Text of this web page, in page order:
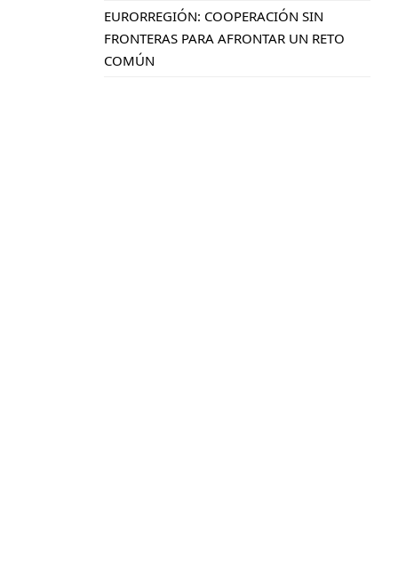
EURORREGIÓN: COOPERACIÓN SIN
FRONTERAS PARA AFRONTAR UN RETO
COMÚN